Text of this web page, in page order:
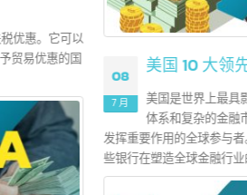
美国 10 大领先银行和其